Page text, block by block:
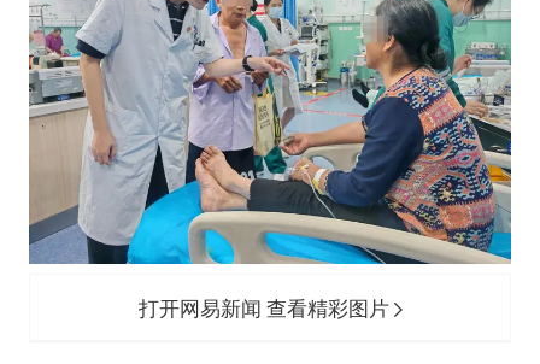
打开网易新闻 查看精彩图片